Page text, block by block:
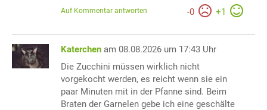
-0 +1
Auf Kommentar antworten
Katerchen am 08.08.2026 um 17:43 Uhr
Die Zucchini müssen wirklich nicht
vorgekocht werden, es reicht wenn sie ein
paar Minuten mit in der Pfanne sind. Beim
Braten der Garnelen gebe ich eine geschälte